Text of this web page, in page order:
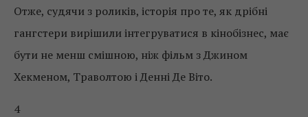
Отже, судячи з роликів, історія про те, як дрібні
гангстери вирішили інтегруватися в кінобізнес, має
бути не менш смішною, ніж фільм з Джином
Хекменом, Траволтою і Денні Де Віто.
4